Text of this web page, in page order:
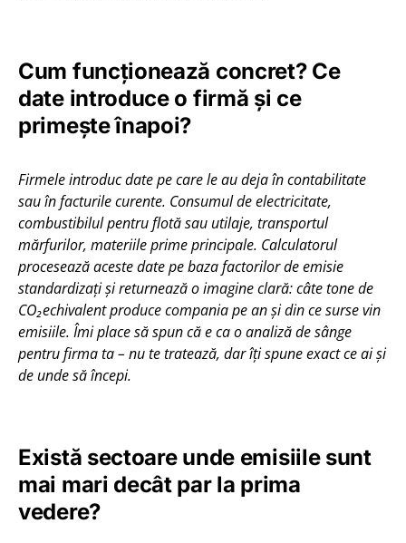
Cum funcționează concret? Ce
date introduce o firmă și ce
primește înapoi?
Firmele introduc date pe care le au deja în contabilitate
sau în facturile curente. Consumul de electricitate,
combustibilul pentru flotă sau utilaje, transportul
mărfurilor, materiile prime principale. Calculatorul
procesează aceste date pe baza factorilor de emisie
standardizați și returnează o imagine clară: câte tone de
CO₂echivalent produce compania pe an și din ce surse vin
emisiile. Îmi place să spun că e ca o analiză de sânge
pentru firma ta – nu te tratează, dar îți spune exact ce ai și
de unde să începi.
Există sectoare unde emisiile sunt
mai mari decât par la prima
vedere?